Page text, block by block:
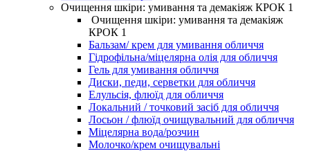
Очищення шкіри: умивання та демакіяж КРОК 1
Очищення шкіри: умивання та демакіяж
КРОК 1
Бальзам/ крем для умивання обличчя
Гідрофільна/міцелярна олія для обличчя
Гель для умивання обличчя
Диски, педи, серветки для обличчя
Елульсія, флюїд для обличчя
Локальний / точковий засіб для обличчя
Лосьон / флюїд очищувальний для обличчя
Міцелярна вода/розчин
Молочко/крем очищувальні